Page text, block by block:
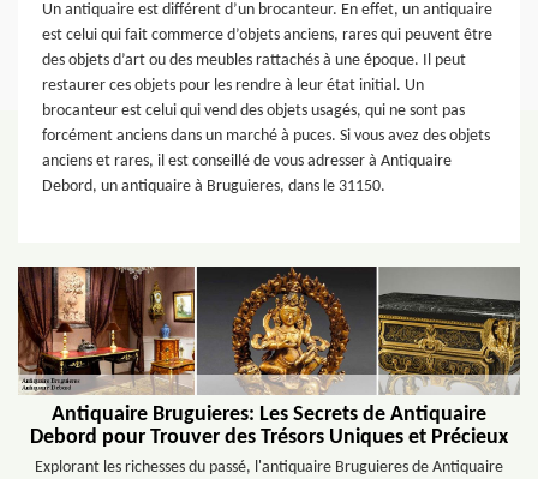
Un antiquaire est différent d’un brocanteur. En effet, un antiquaire
est celui qui fait commerce d’objets anciens, rares qui peuvent être
des objets d’art ou des meubles rattachés à une époque. Il peut
restaurer ces objets pour les rendre à leur état initial. Un
brocanteur est celui qui vend des objets usagés, qui ne sont pas
forcément anciens dans un marché à puces. Si vous avez des objets
anciens et rares, il est conseillé de vous adresser à Antiquaire
Debord, un antiquaire à Bruguieres, dans le 31150.
Antiquaire Bruguieres: Les Secrets de Antiquaire
Debord pour Trouver des Trésors Uniques et Précieux
Explorant les richesses du passé, l'antiquaire Bruguieres de Antiquaire